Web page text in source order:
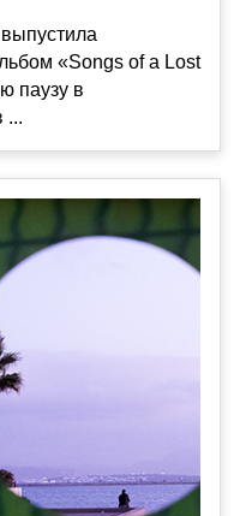
«Songs of a Lost
паузу в
...